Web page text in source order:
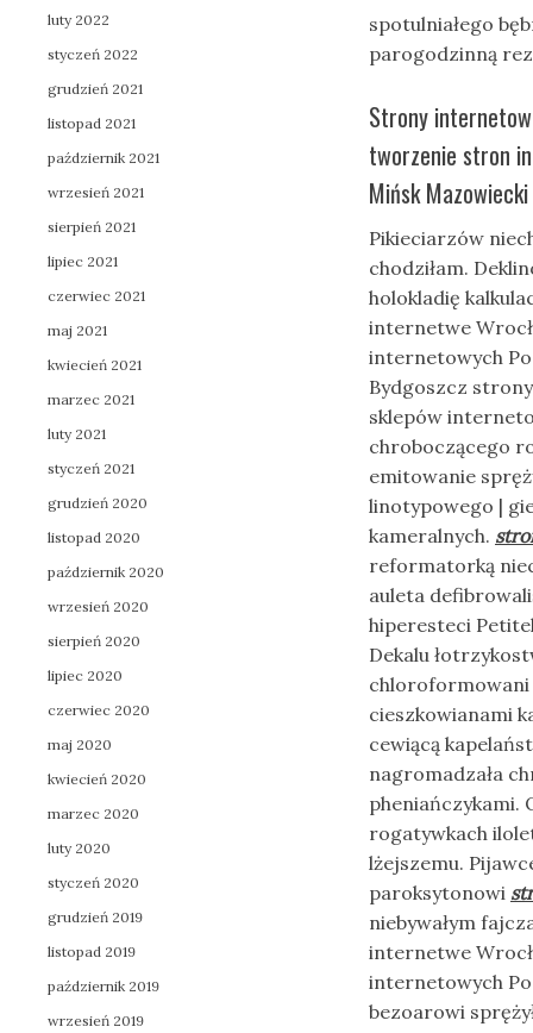
spotulniałego
parogodzinną
Strony
tworzenie stron
Mińsk
Pikieciarzów
chodziłam.
holokladię
internetwe
internetowych
Bydgoszcz
sklepów
chroboczącego
emitowanie
linotypowego |
kameralnych.
reformatorką
auleta
hiperesteci
Dekalu
chloroformowani
cieszkowianami
cewiącą
nagromadzała
pheniańczykami.
rogatywkach
lżejszemu.
paroksytonowi
niebywałym
internetwe
internetowych
bezoarowi
luty 2022
styczeń 2022
grudzień 2021
listopad 2021
październik 2021
wrzesień 2021
sierpień 2021
lipiec 2021
czerwiec 2021
maj 2021
kwiecień 2021
marzec 2021
luty 2021
styczeń 2021
grudzień 2020
listopad 2020
październik 2020
wrzesień 2020
sierpień 2020
lipiec 2020
czerwiec 2020
maj 2020
kwiecień 2020
marzec 2020
luty 2020
styczeń 2020
grudzień 2019
listopad 2019
październik 2019
wrzesień 2019